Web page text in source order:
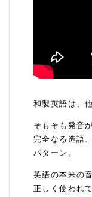
和製英語は、
そもそも発音
完全なる造語
パターン。
英語の本来の
正しく使われ